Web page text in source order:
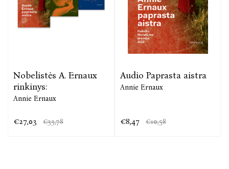
Nobelistės A. Ernaux
rinkinys:
Annie Ernaux
€27,03 €33,78
Audio Paprasta aistra
Annie Ernaux
€8,47 €10,58